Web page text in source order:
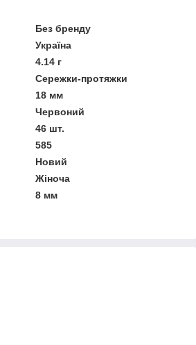
Без бренду
Україна
4.14 г
Сережки-протяжки
18 мм
Червоний
46 шт.
585
Новий
Жіноча
8 мм